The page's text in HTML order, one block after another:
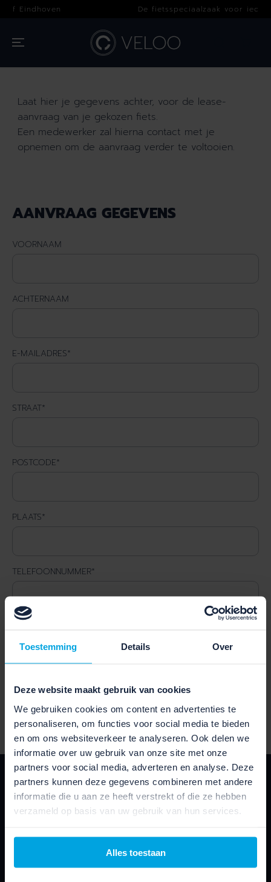
Toestemming Details Over
Deze website maakt gebruik van cookies
We gebruiken cookies om content en advertenties te
personaliseren, om functies voor social media te bieden
en om ons websiteverkeer te analyseren. Ook delen we
informatie over uw gebruik van onze site met onze
partners voor social media, adverteren en analyse. Deze
partners kunnen deze gegevens combineren met andere
informatie die u aan ze heeft verstrekt of die ze hebben
verzameld op basis van uw gebruik van hun services.
Alles toestaan
OVERSLAAN De fietsspeciaalzaak voor iedereen!
Laat hier je gegevens achter, voor de lease-
aanvraag van je gekozen fiets.
Een medewerker zal hierna contact met je
opnemen om de aanvraag verder te voltooien.
AANVRAAG GEGEVENS
VOORNAAM
ACHTERNAAM
E-MAILADRES*
STRAAT*
POSTCODE*
PLAATS*
TELEFOONNUMMER*
VERSTUUR
SCHRIJF JE IN VOOR ONZE
NIEUWSBRIEF
hoogte van nieuws & onze acties!